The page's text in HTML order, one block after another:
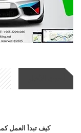
كيف تبدأ العمل